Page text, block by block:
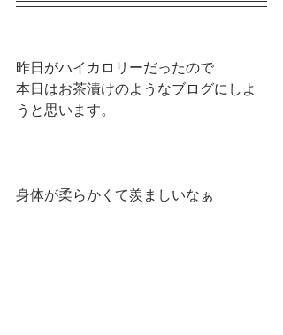
昨日がハイカロリーだったので
本日はお茶漬けのようなブログにしよ
うと思います。
身体が柔らかくて羨ましいなぁ